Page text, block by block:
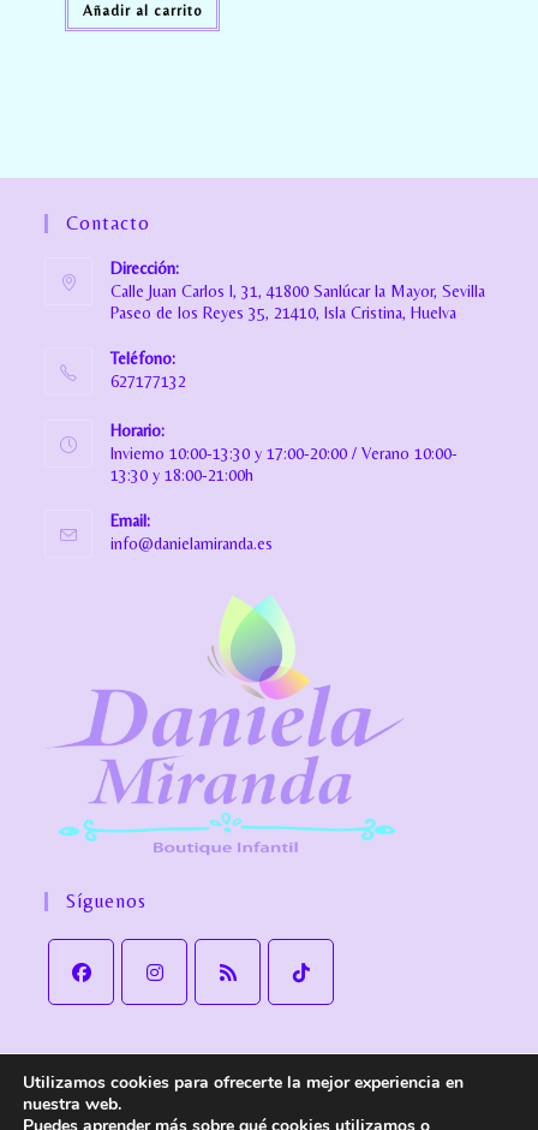
Añadir al carrito
Contacto
Dirección:
Calle Juan Carlos I, 31, 41800 Sanlúcar la Mayor, Sevilla
Paseo de los Reyes 35, 21410, Isla Cristina, Huelva
Teléfono:
627177132
Horario:
Invierno 10:00-13:30 y 17:00-20:00 / Verano 10:00-
13:30 y 18:00-21:00h
Email:
info@danielamiranda.es
Síguenos
Aviso Legal Política de Privacidad
Política de cookies
Política de Envío y devoluciones
Accesibilidad
Utilizamos cookies para ofrecerte la mejor experiencia en
nuestra web.